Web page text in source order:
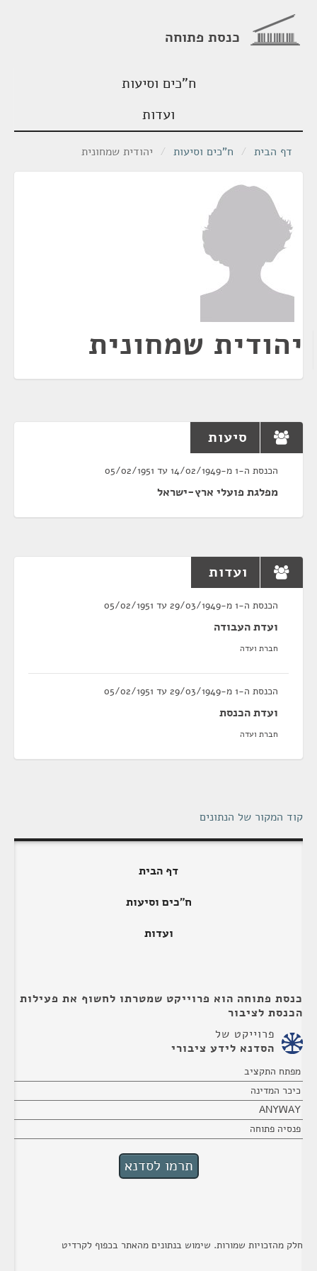
כנסת פתוחה
ח"כים וסיעות
ועדות
דף הבית / ח"כים וסיעות / יהודית שמחונית
יהודית שמחונית
סיעות
הכנסת ה-1 מ-14/02/1949 עד 05/02/1951
מפלגת פועלי ארץ-ישראל
ועדות
הכנסת ה-1 מ-29/03/1949 עד 05/02/1951
ועדת העבודה
חברת ועדה
הכנסת ה-1 מ-29/03/1949 עד 05/02/1951
ועדת הכנסת
חברת ועדה
קוד המקור של הנתונים
דף הבית
ח"כים וסיעות
ועדות
כנסת פתוחה הוא פרוייקט שמטרתו לחשוף את פעילות
הכנסת לציבור
פרוייקט של
הסדנא לידע ציבורי
מפתח התקציב
כיכר המדינה
ANYWAY
פנסיה פתוחה
חלק מהזכויות שמורות. שימוש בנתונים מהאתר בכפוף לקרדיט